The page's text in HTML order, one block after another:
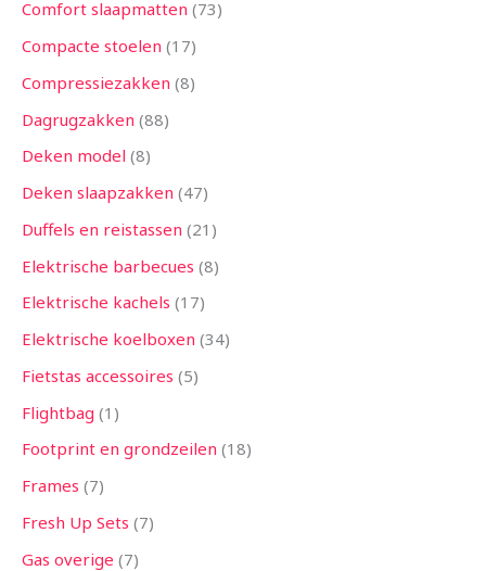
Comfort slaapmatten 73
Compacte stoelen 17
Compressiezakken 8
Dagrugzakken 88
Deken model 8
Deken slaapzakken 47
Duffels en reistassen 21
Elektrische barbecues 8
Elektrische kachels 17
Elektrische koelboxen 34
Fietstas accessoires 5
Flightbag 1
Footprint en grondzeilen 18
Frames 7
Fresh Up Sets 7
Gas overige 7